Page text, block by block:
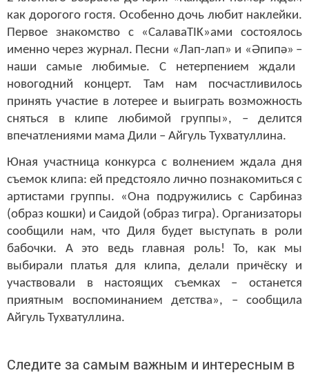
как дорогого гостя. Особенно дочь любит наклейки.
Первое знакомство с «СалаваTIK»ами состоялось
именно через журнал. Песни «Лап-лап» и «Әпипә» –
наши самые любимые. С нетерпением ждали
новогодний концерт. Там нам
посчастливилось
принять участие в лотерее и выиграть возможность
сняться в клипе любимой группы», – делится
впечатлениями мама Дили – Айгуль Тухватуллина.
Юная участница конкурса с волнением ждала дня
съемок клипа: ей предстояло лично познакомиться с
артистами группы. «Она подружились с Сарбиназ
(образ кошки) и Саидой (образ тигра). Организаторы
сообщили нам, что Диля будет выступать в роли
бабочки. А это ведь главная роль! То, как мы
выбирали платья для клипа, делали причёску и
участвовали в настоящих съемках – останется
приятным воспоминанием детства», – сообщила
Айгуль Тухватуллина.
Следите за самым важным и интересным в